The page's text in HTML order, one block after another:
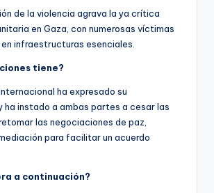
de la violencia agrava la ya crítica
en Gaza, con numerosas víctimas
infraestructuras esenciales.
tiene?
ha expresado su
ha instado a ambas partes a cesar las
las negociaciones de paz,
para facilitar un acuerdo
a continuación?